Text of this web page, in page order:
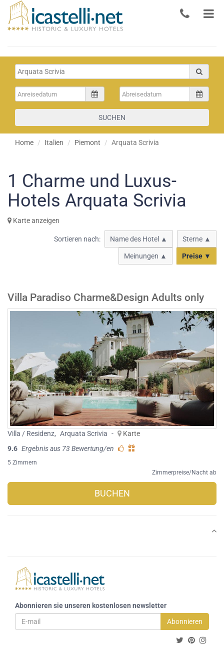
SUCHEN
Home Italien Piemont Arquata Scrivia
1 Charme und Luxus-
Hotels Arquata Scrivia
Karte anzeigen
Sortieren nach: Name des Hotel ▲ Sterne ▲
Meinungen ▲ Preise ▼
Villa Paradiso Charme&Design Adults only
Villa / Residenz, Arquata Scrivia -
Karte
9.6 Ergebnis aus 73 Bewertung/en
5 Zimmern
Zimmerpreise/Nacht ab
BUCHEN
Abonnieren sie unseren kostenlosen newsletter
Abonnieren